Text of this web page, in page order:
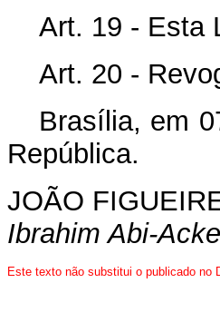
Art. 19 - Esta
Art. 20 -
Brasília, em
República.
JOÃO
Ibrahim Abi-
Este texto não substitui o publicado no